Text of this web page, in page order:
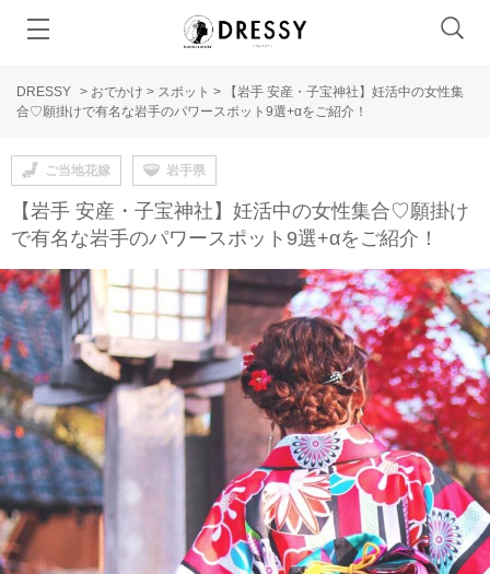
DRESSY > おでかけ > スポット >
【岩手 安産・子宝神社】妊活中の女性集
合♡願掛けで有名な岩手のパワースポット9選+αをご紹介！
ご当地花嫁 岩手県
【岩手 安産・子宝神社】妊活中の女性集合♡願掛け
で有名な岩手のパワースポット9選+αをご紹介！